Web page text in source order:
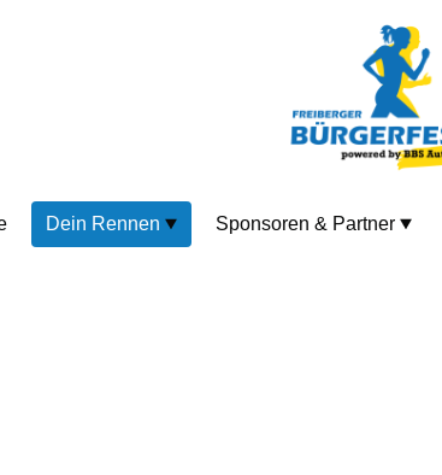
Dein Rennen Sponsoren & Partner